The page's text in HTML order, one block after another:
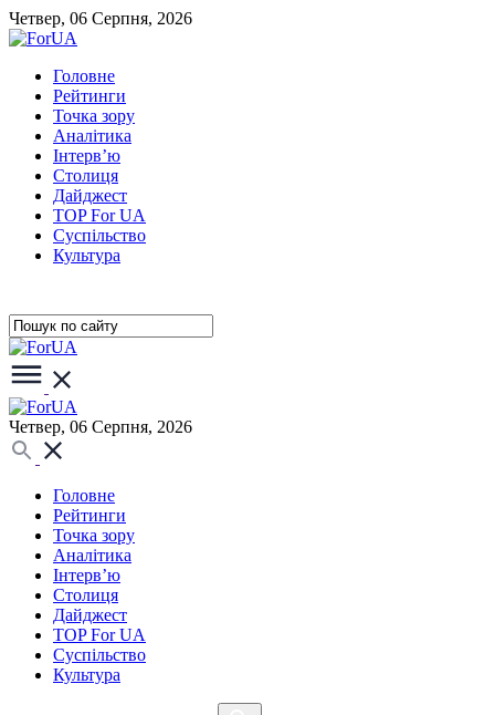
Четвер, 06 Серпня, 2026
Головне
Рейтинги
Точка зору
Аналітика
Інтерв’ю
Столиця
Дайджест
TOP For UA
Суспiльство
Культура
Четвер, 06 Серпня, 2026
Головне
Рейтинги
Точка зору
Аналітика
Інтерв’ю
Столиця
Дайджест
TOP For UA
Суспiльство
Культура